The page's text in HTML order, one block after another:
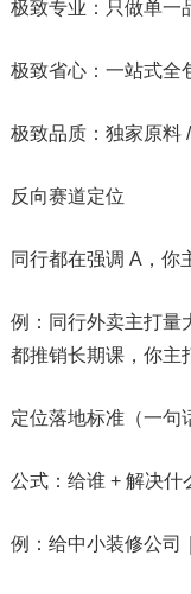
极致专业：只做单一
极致省心：一站式全
极致品质：独家原料
反向赛道定位
同行都在强调 A，你
例：同行外卖主打量
都推销长期课，你主
定位落地标准（一句
公式：给谁 + 解决什
例：给中小装修公司